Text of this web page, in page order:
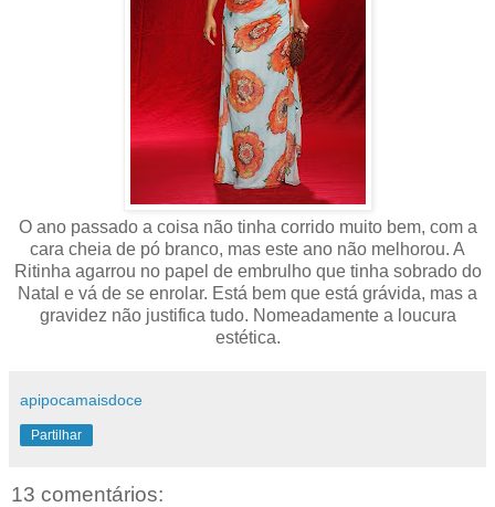
O ano passado a coisa não tinha corrido muito bem, com a
cara cheia de pó branco, mas este ano não melhorou. A
Ritinha agarrou no papel de embrulho que tinha sobrado do
Natal e vá de se enrolar. Está bem que está grávida, mas a
gravidez não justifica tudo. Nomeadamente a loucura
estética.
apipocamaisdoce
Partilhar
13 comentários: